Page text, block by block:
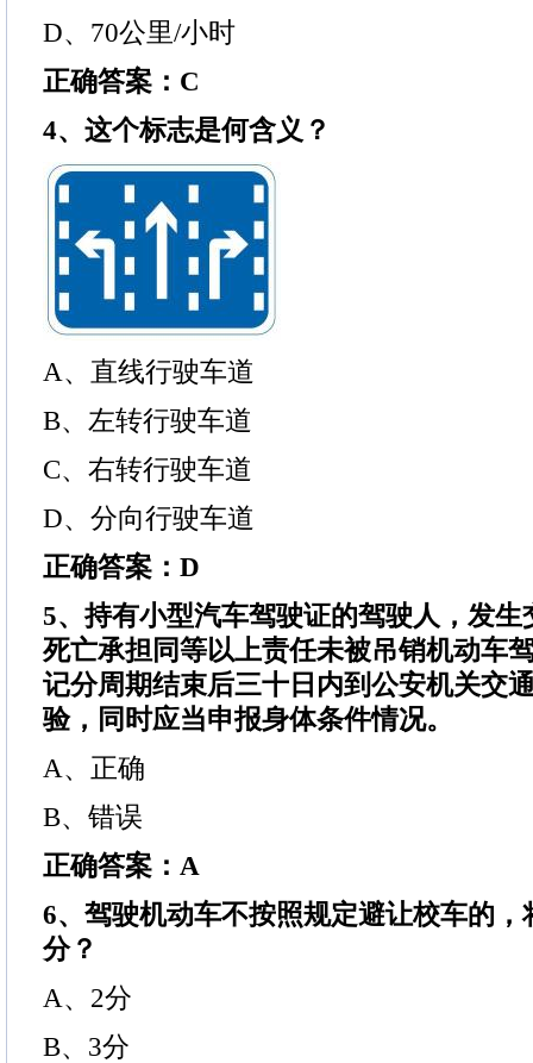
D、70公里/小时
正确答案：C
4、这个标志是何含义？
A、直线行驶车道
B、左转行驶车道
C、右转行驶车道
D、分向行驶车道
正确答案：D
5、持有小型汽车驾驶证的驾驶人，发
死亡承担同等以上责任未被吊销机动车
记分周期结束后三十日内到公安机关交
验，同时应当申报身体条件情况。
A、正确
B、错误
正确答案：A
6、驾驶机动车不按照规定避让校车的，
分？
A、2分
B、3分